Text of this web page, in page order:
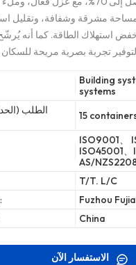
مشرقة وشفافة، وتقليل
خفض استهلاك الطاقة. كما أنه
Building
systems
الطلب
15
ISO9001、
ISO45001、
AS/
T/T. L/C
ميناء الشحن :
Fuzhou
China